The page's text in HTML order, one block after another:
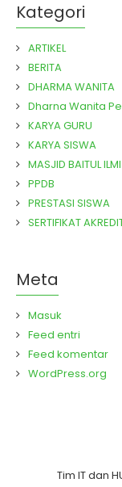
Kategori
ARTIKEL
BERITA
DHARMA WANITA
Dharna Wanita
KARYA GURU
KARYA SISWA
MASJID BAITUL ILMI
PPDB
PRESTASI SISWA
SERTIFIKAT
Meta
Masuk
Feed entri
Feed komentar
WordPress.org
Tim IT dan